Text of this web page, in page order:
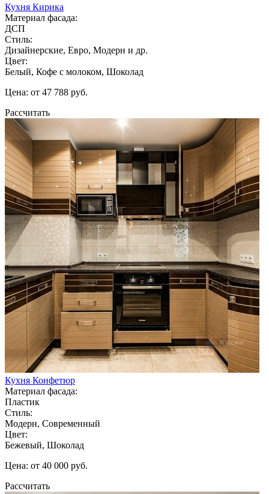
Кухня Кирика
Материал фасада:
ДСП
Стиль:
Дизайнерские, Евро, Модерн и др.
Цвет:
Белый, Кофе с молоком, Шоколад
Цена: от 47 788 руб.
Рассчитать
Кухня Конфетюр
Материал фасада:
Пластик
Стиль:
Модерн, Современный
Цвет:
Бежевый, Шоколад
Цена: от 40 000 руб.
Рассчитать